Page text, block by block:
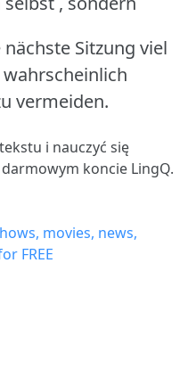
Sitzung viel
vermeiden.
i nauczyć się
koncie LingQ.